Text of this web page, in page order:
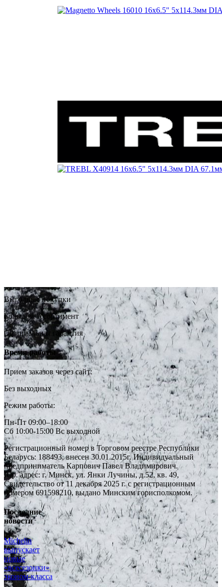
Выгодные покупки
Большой ассортимент
Официальная гарантия
Время работы
Прием заказов через сайт:
Без выходных
Режим работы:
Пн-Пт 09:00–18:00
Сб 10:00-15:00 Вс выходной
Регистрационный номер в Торговом реестре Республики
Беларусь: 188493, внесен 30.01.2015г. Индивидуальный
предприниматель Карпович Павел Владимирович.
Юр. адрес: г. Минск, ул. Янки Лучины, д.52, кв. 49,
Свидетельство от 11 декабря 2025 г. с регистрационным
номером 691598210, выдано Минским горисполкомом.
Последние
новости
Michelin
выпускает
новые
«всесезонки»
эконом-класса